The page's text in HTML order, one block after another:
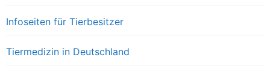
Infoseiten für Tierbesitzer
Tiermedizin in Deutschland